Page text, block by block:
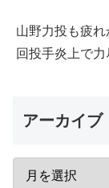
山野力投も疲
回投手炎上で力
アーカイブ